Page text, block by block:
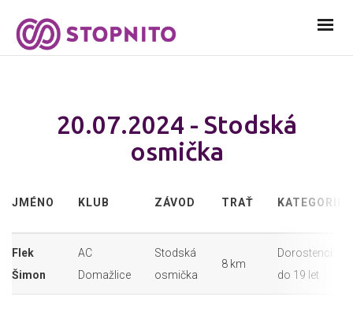
20.07.2024 - Stodská
osmička
JMÉNO KLUB ZÁVOD TRAŤ KATEGORIE
Flek
Šimon
AC
Domažlice
Stodská
osmička
8 km
Dorostenci
do 19 let